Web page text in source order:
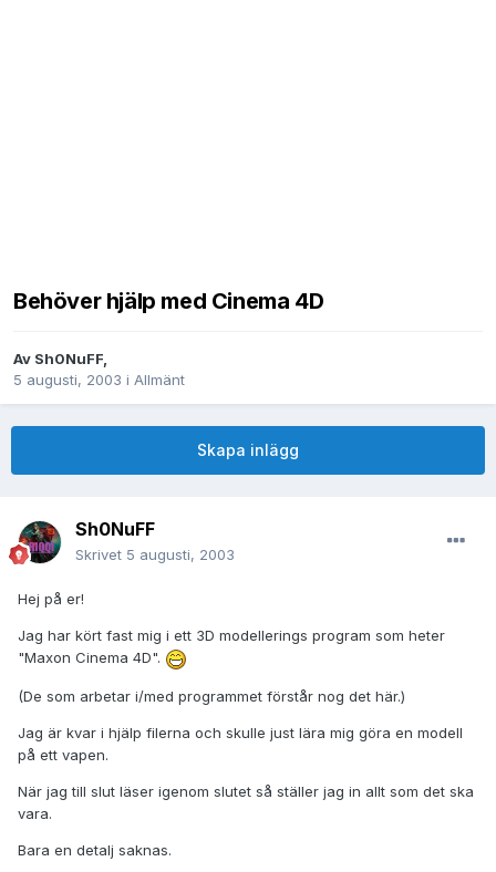
Behöver hjälp med Cinema 4D
Av Sh0NuFF,
5 augusti, 2003 i Allmänt
Skapa inlägg
Sh0NuFF
Skrivet 5 augusti, 2003
Hej på er!
Jag har kört fast mig i ett 3D modellerings program som heter
"Maxon Cinema 4D".
(De som arbetar i/med programmet förstår nog det här.)
Jag är kvar i hjälp filerna och skulle just lära mig göra en modell
på ett vapen.
När jag till slut läser igenom slutet så ställer jag in allt som det ska
vara.
Bara en detalj saknas.